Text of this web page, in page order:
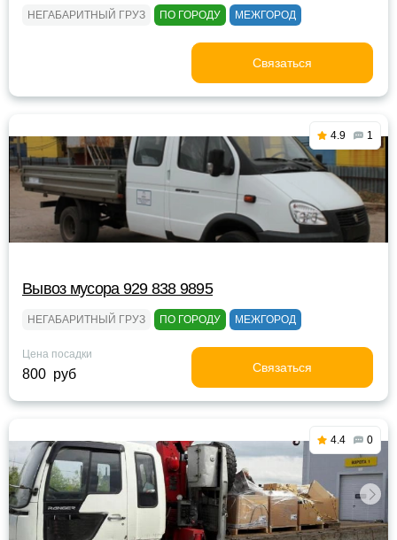
НЕГАБАРИТНЫЙ ГРУЗ ПО ГОРОДУ МЕЖГОРОД
Связаться
4.9 1
Вывоз мусора 929 838 9895
НЕГАБАРИТНЫЙ ГРУЗ ПО ГОРОДУ МЕЖГОРОД
Цена посадки
800 руб Связаться
4.4 0